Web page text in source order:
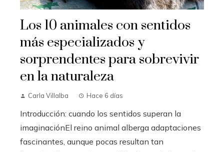
Los 10 animales con sentidos
más especializados y
sorprendentes para sobrevivir
en la naturaleza
Carla Villalba Hace 6 días
Introducción: cuando los sentidos superan la
imaginaciónEl reino animal alberga adaptaciones
fascinantes, aunque pocas resultan tan